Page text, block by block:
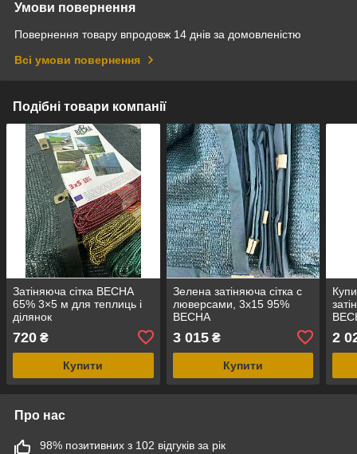
Умови повернення
Повернення товару впродовж 14 днів за домовленістю
Всі умови повернення
Подібні товари компанії
Затіняюча сітка ВЕСНА
65% 3×5 м для теплиць і
ділянок
720 ₴
Купити
Зелена затіняюча сітка с
люверсами, 3х15 95%
ВЕСНА
3 015₴
Купити
2
Про нас
98% позитивних з 102 відгуків за рік